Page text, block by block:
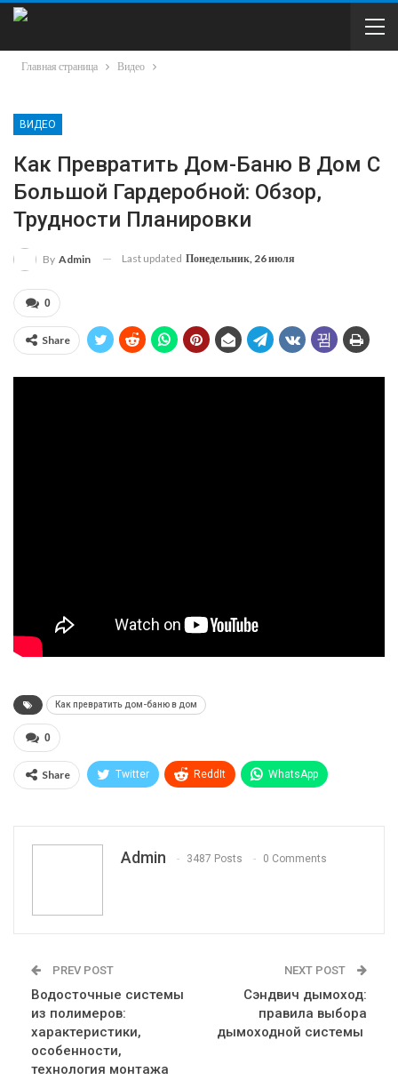
Главная страница Видео
ВИДЕО
Как Превратить Дом-Баню В Дом С
Большой Гардеробной: Обзор,
Трудности Планировки
By Admin Last updated Понедельник, 26 июля
0
Share
Как превратить дом-баню в дом
0
Share Twitter ReddIt WhatsApp
Admin 3487 Posts 0 Comments
PREV POST
Водосточные системы
из полимеров:
характеристики,
особенности,
технология монтажа
NEXT POST
Сэндвич дымоход:
правила выбора
дымоходной системы